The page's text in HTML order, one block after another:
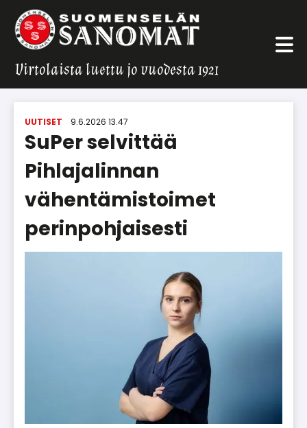
Virtolaista luettu jo vuodesta 1921
UUTISET 9.6.2026 13.47
SuPer selvittää
Pihlajalinnan
vähentämistoimet
perinpohjaisesti